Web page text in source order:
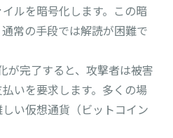
ルを暗号化します。この暗
常の手段では解読が困難で
が完了すると、攻撃者は被害
いを要求します。多くの場
い仮想通貨（ビットコイン